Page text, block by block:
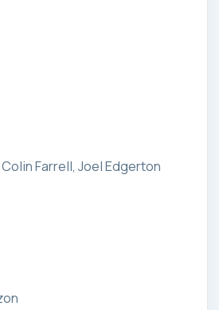
Farrell, Joel Edgerton